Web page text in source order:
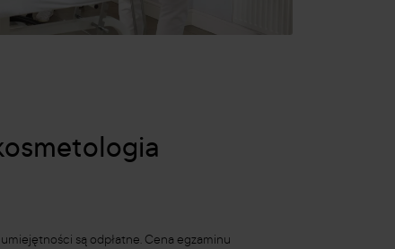
są odpłatne. Cena egzaminu